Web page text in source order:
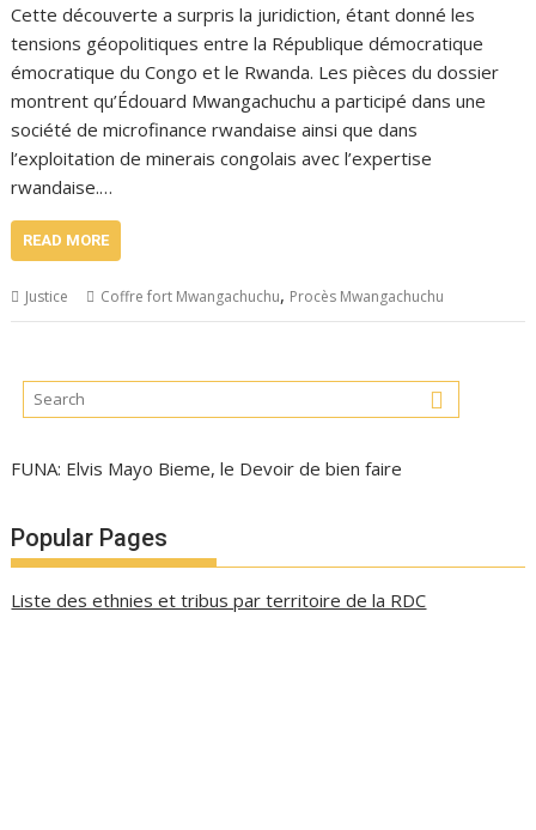
Cette découverte a surpris la juridiction, étant donné les
tensions géopolitiques entre la République démocratique
émocratique du Congo et le Rwanda. Les pièces du dossier
montrent qu’Édouard Mwangachuchu a participé dans une
société de microfinance rwandaise ainsi que dans
l’exploitation de minerais congolais avec l’expertise
rwandaise.…
READ MORE
Justice Coffre fort Mwangachuchu, Procès Mwangachuchu
FUNA: Elvis Mayo Bieme, le Devoir de bien faire
Popular Pages
Liste des ethnies et tribus par territoire de la RDC